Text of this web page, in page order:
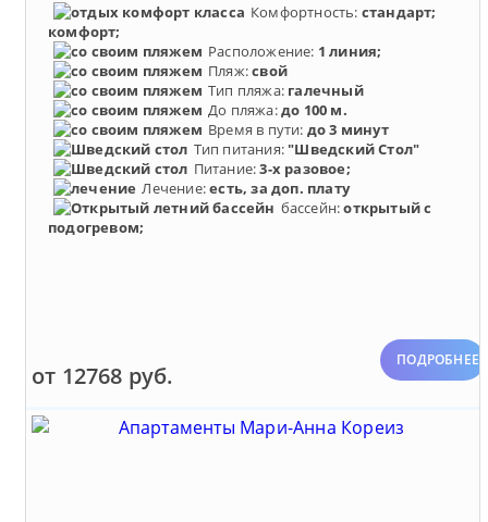
Комфортность: стандарт;
комфорт;
Расположение: 1 линия;
Пляж:свой
Тип пляжа: галечный
До пляжа:до 100 м.
Время в пути: до 3 минут
Тип питания: "Шведский Стол"
Питание:3-х разовое;
Лечение:есть, за доп. плату
бассейн:открытый с
подогревом;
от 12768 руб.
ПОДРОБНЕЕ